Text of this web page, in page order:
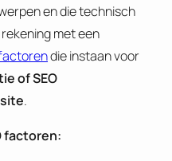
en die technisch
met een
die instaan voor
ofSEO
.
factoren: